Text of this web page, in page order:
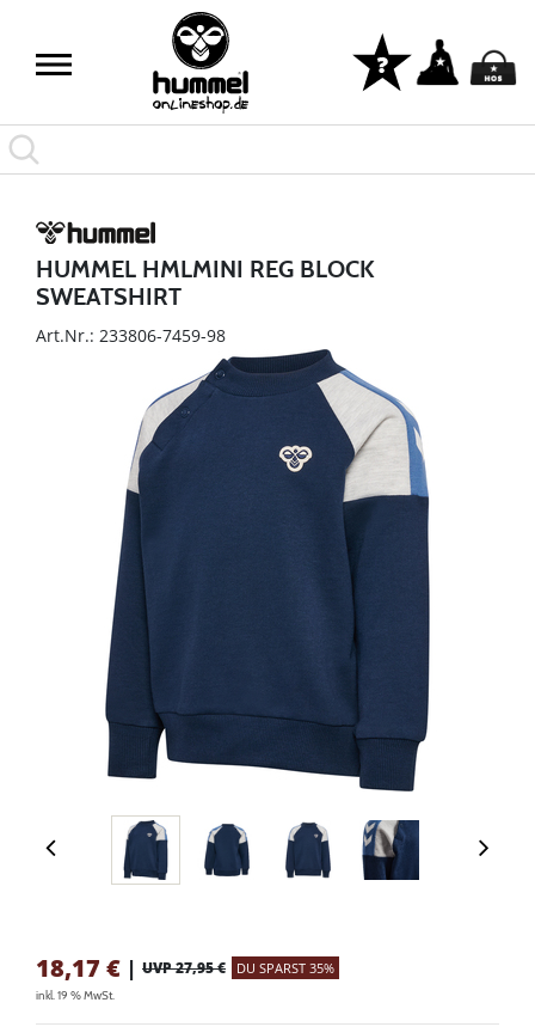
HUMMEL HMLMINI REG BLOCK
SWEATSHIRT
Art.Nr.: 233806-7459-98
18,17 € | UVP 27,95 € DU SPARST 35%
inkl. 19 % MwSt.